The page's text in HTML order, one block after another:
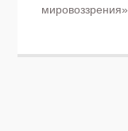
мировоззрения»